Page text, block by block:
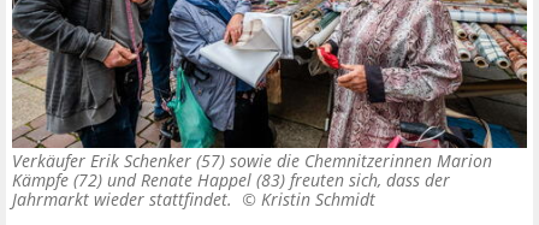
Verkäufer Erik Schenker (57) sowie die Chemnitzerinnen Marion
Kämpfe (72) und Renate Happel (83) freuten sich, dass der
Jahrmarkt wieder stattfindet. © Kristin Schmidt